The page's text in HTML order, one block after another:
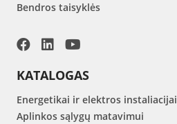
Bendros taisyklės
KATALOGAS
Energetikai ir elektros instaliacijai
Aplinkos sąlygų matavimui